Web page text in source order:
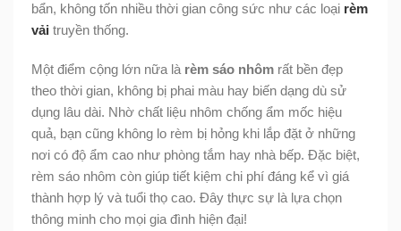
bẩn, không tốn nhiều thời gian công sức như các loại rèm
vải truyền thống.
Một điểm cộng lớn nữa là rèm sáo nhôm rất bền đẹp
theo thời gian, không bị phai màu hay biến dạng dù sử
dụng lâu dài. Nhờ chất liệu nhôm chống ẩm mốc hiệu
quả, bạn cũng không lo rèm bị hỏng khi lắp đặt ở những
nơi có độ ẩm cao như phòng tắm hay nhà bếp. Đặc biệt,
rèm sáo nhôm còn giúp tiết kiệm chi phí đáng kể vì giá
thành hợp lý và tuổi thọ cao. Đây thực sự là lựa chọn
thông minh cho mọi gia đình hiện đại!